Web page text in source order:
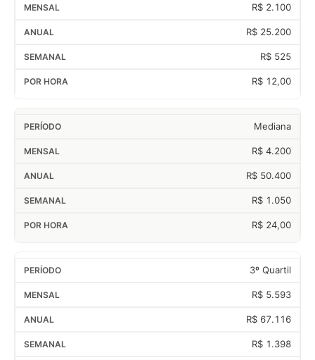
R$ 2.100
R$ 25.200
R$ 525
R$ 12,00
Mediana
R$ 4.200
R$ 50.400
R$ 1.050
R$ 24,00
3º Quartil
R$ 5.593
R$ 67.116
R$ 1.398